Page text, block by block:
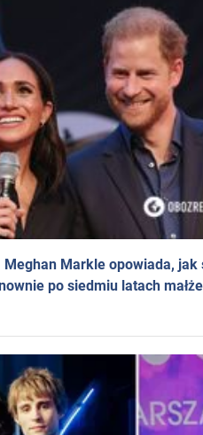
Markle opowiada, jak
po siedmiu latach